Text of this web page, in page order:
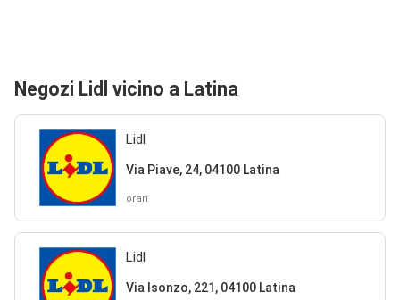
Negozi Lidl vicino a Latina
Lidl
Via Piave, 24, 04100 Latina
orari
Lidl
Via Isonzo, 221, 04100 Latina